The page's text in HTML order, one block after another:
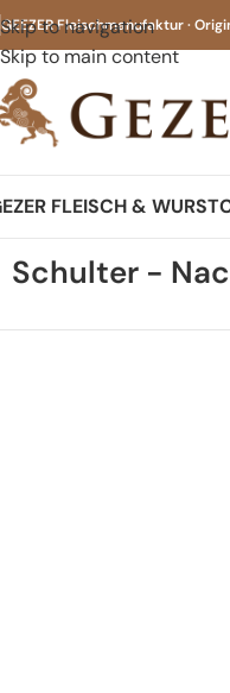
Skip to navigation
Skip to main content
GEEZER Fleischmanufaktur ·
FLEISCH & WURST
Schulter -